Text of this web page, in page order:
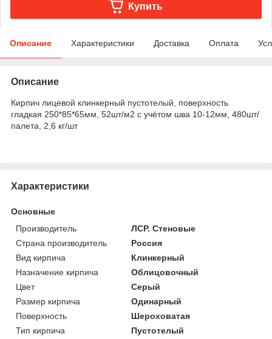
Купить
Описание Характеристики Доставка Оплата
Описание
Кирпич лицевой клинкерный пустотелый, поверхность
гладкая 250*85*65мм, 52шт/м2 с учётом шва 10-12мм, 480шт/
палета, 2,6 кг/шт
Характеристики
Основные
Производитель
ЛСР. Стеновые
Страна производитель
Россия
Вид кирпича
Клинкерный
Назначение кирпича
Облицовочный
Цвет
Серый
Размер кирпича
Одинарный
Поверхность
Шероховатая
Тип кирпича
Пустотелый